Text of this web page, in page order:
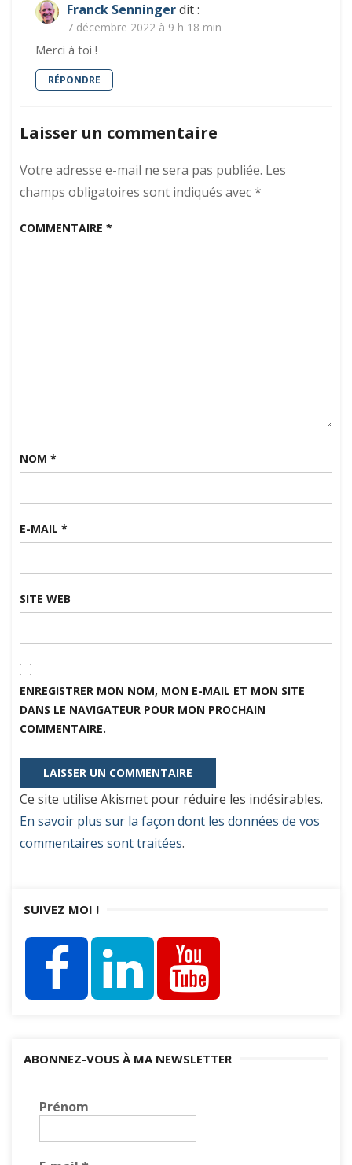
Franck Senningerdit :
7 décembre 2022 à 9 h 18 min
Merci à toi !
RÉPONDRE
Laisser un commentaire
Votre adresse e-mail ne sera pas publiée. Les
champs obligatoires sont indiqués avec*
COMMENTAIRE *
NOM *
E-MAIL *
SITE WEB
ENREGISTRER MON NOM, MON E-MAIL ET MON SITE
DANS LE NAVIGATEUR POUR MON PROCHAIN
COMMENTAIRE.
Ce site utilise Akismet pour réduire les indésirables.
En savoir plus sur la façon dont les données de vos
commentaires sont traitées.
SUIVEZ MOI !
ABONNEZ-VOUS À MA NEWSLETTER
Prénom